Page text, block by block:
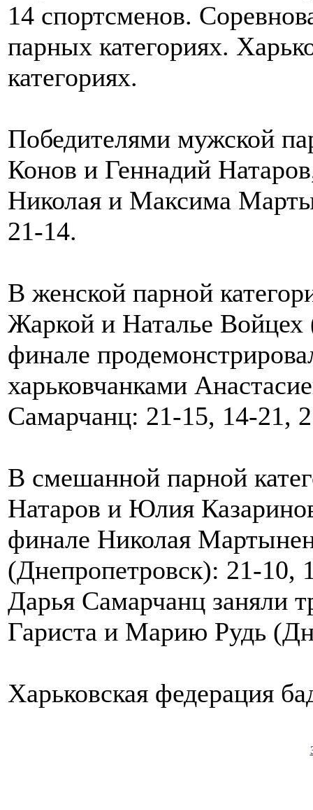
14 спортсменов.
парных категориях.
категориях.
Победителями мужской
Конов и Геннадий
Николая и Максима
21-14.
В женской парной
Жаркой и Наталье Войцех
финале
харьковчанками
Самарчанц: 21-15, 14-21,
В смешанной парной
Натаров и Юлия
финале Николая
(Днепропетровск): 21-10,
Дарья Самарчанц заняли
Гариста и Марию Рудь
Харьковская федерация